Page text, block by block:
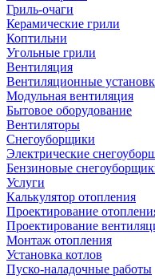
Гриль-очаги
Керамические грили
Коптильни
Угольные грили
Вентиляция
Вентиляционные
Модульная вентиляция
Бытовое оборудование
Вентиляторы
Снегоуборщики
Электрические
Бензиновые
Услуги
Калькулятор отопления
Проектирование
Проектирование
Монтаж отопления
Установка котлов
Пуско-наладочные работы